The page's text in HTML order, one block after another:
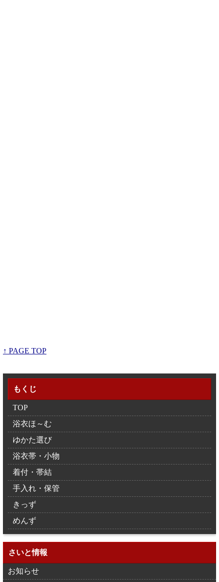
↑ PAGE TOP
もくじ
TOP
浴衣ほ～む
ゆかた選び
浴衣帯・小物
着付・帯結
手入れ・保管
きっず
めんず
さいと情報
お知らせ